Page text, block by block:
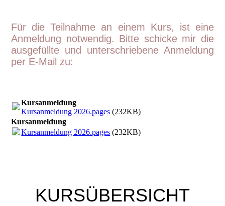
Für die Teilnahme an einem Kurs, ist eine
Anmeldung notwendig. Bitte schicke mir die
ausgefüllte und unterschriebene Anmeldung
per E-Mail zu:
Kursanmeldung
Kursanmeldung 2026.pages (232KB)
Kursanmeldung
Kursanmeldung 2026.pages (232KB)
KURSÜBERSICHT